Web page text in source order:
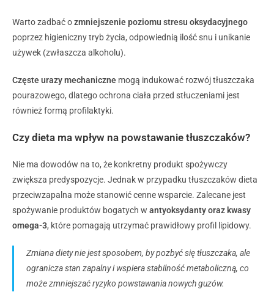
Warto zadbać ozmniejszenie poziomu stresu oksydacyjnego
poprzez higieniczny tryb życia, odpowiednią ilość snu i unikanie
używek (zwłaszcza alkoholu).
Częste urazy mechaniczne mogą indukować rozwój tłuszczaka
pourazowego, dlatego ochrona ciała przed stłuczeniami jest
również formą profilaktyki.
Czy dieta ma wpływ na powstawanie tłuszczaków?
Nie ma dowodów na to, że konkretny produkt spożywczy
zwiększa predyspozycje. Jednak w przypadku tłuszczaków dieta
przeciwzapalna może stanowić cenne wsparcie. Zalecane jest
spożywanie produktów bogatych w antyoksydanty oraz kwasy
omega-3, które pomagają utrzymać prawidłowy profil lipidowy.
Zmiana diety nie jest sposobem, by pozbyć się tłuszczaka, ale
ogranicza stan zapalny i wspiera stabilność metaboliczną, co
może zmniejszać ryzyko powstawania nowych guzów.